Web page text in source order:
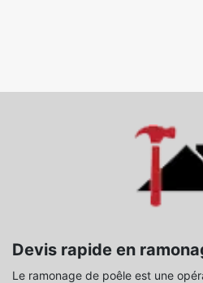
Devis rapide en
Le ramonage de poêle est une